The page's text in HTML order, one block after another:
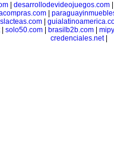
| desarrollodevideojuegos.com
| solo50.com brasilb2b.com
credenciales.net|